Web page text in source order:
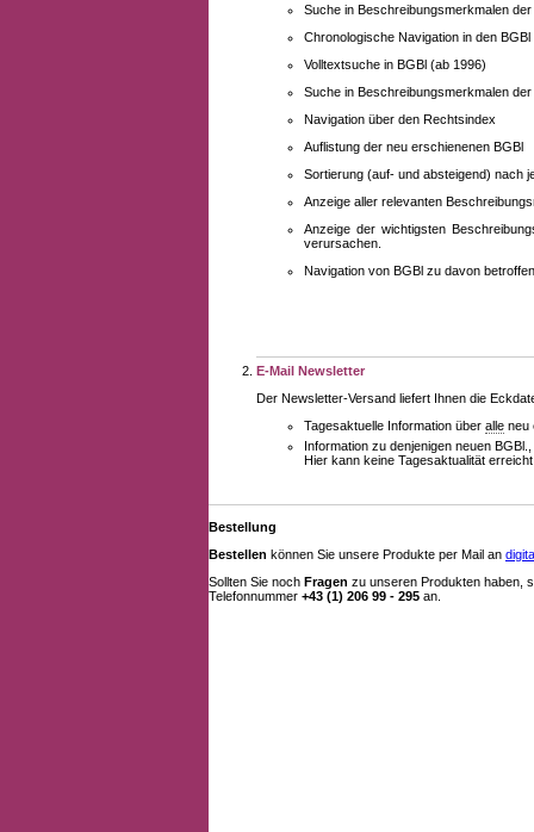
Suche in Beschreibungsmerkmalen
Chronologische Navigation in den BGBl
Volltextsuche in BGBl (ab 1996)
Suche in Beschreibungsmerkmalen
Navigation über den Rechtsindex
Auflistung der neu erschienenen BGBl
Sortierung (auf- und absteigend) nach
Anzeige aller relevanten
Anzeige der wichtigsten
verursachen.
Navigation von BGBl zu davon
E-Mail Newsletter
Der Newsletter-Versand liefert Ihnen die
Tagesaktuelle Information über alle neu
Information zu denjenigen neuen
Hier kann keine Tagesaktualität
Bestellung
Bestellen können Sie unsere Produkte per Mail an
Sollten Sie noch Fragen zu unseren Produkten haben,
Telefonnummer +43 (1) 206 99 - 295 an.